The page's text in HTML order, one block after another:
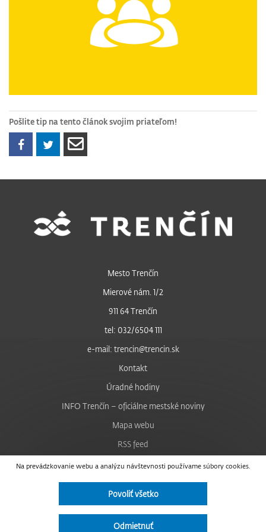
Pošlite tip na tento článok svojim priateľom!
Na prevádzkovanie webu a analýzu návštevnosti používame súbory cookies.
Povoliť všetko
Odmietnuť
Mesto Trenčín
Mierové nám. 1/2
911 64 Trenčín
tel: 032/6504 111
e-mail: trencin@trencin.sk
Kontakt
Úradné hodiny
INFO Trenčín – oficiálne mestské noviny
Mapa webu
RSS feed
Nastavenie cookies
Facebook
Instagram